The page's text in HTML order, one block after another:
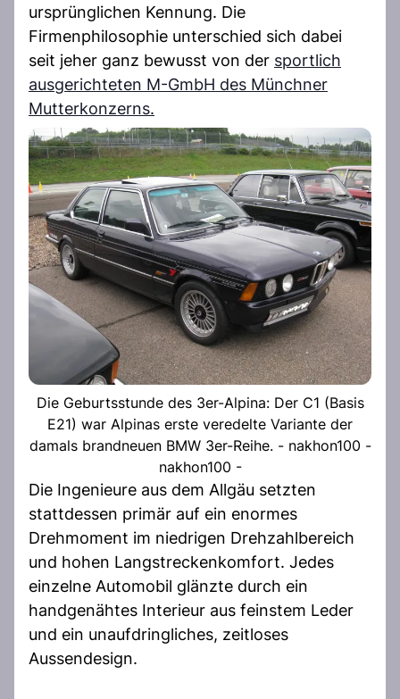
ursprünglichen Kennung. Die
Firmenphilosophie unterschied sich dabei
seit jeher ganz bewusst von der sportlich
ausgerichteten M-GmbH des Münchner
Mutterkonzerns.
Die Geburtsstunde des 3er-Alpina: Der C1 (Basis
E21) war Alpinas erste veredelte Variante der
damals brandneuen BMW 3er-Reihe. - nakhon100 -
nakhon100 -
Die Ingenieure aus dem Allgäu setzten
stattdessen primär auf ein enormes
Drehmoment im niedrigen Drehzahlbereich
und hohen Langstreckenkomfort. Jedes
einzelne Automobil glänzte durch ein
handgenähtes Interieur aus feinstem Leder
und ein unaufdringliches, zeitloses
Aussendesign.